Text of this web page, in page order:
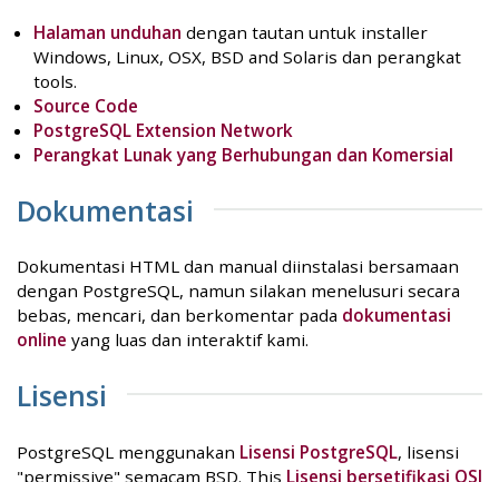
Halaman unduhan dengan tautan untuk installer
Windows, Linux, OSX, BSD and Solaris dan perangkat
tools.
Source Code
PostgreSQL Extension Network
Perangkat Lunak yang Berhubungan dan Komersial
Dokumentasi
Dokumentasi HTML dan manual diinstalasi bersamaan
dengan PostgreSQL, namun silakan menelusuri secara
bebas, mencari, dan berkomentar pada dokumentasi
online yang luas dan interaktif kami.
Lisensi
PostgreSQL menggunakan Lisensi PostgreSQL, lisensi
"permissive" semacam BSD. This Lisensi bersetifikasi OSI